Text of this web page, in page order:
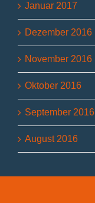
Januar 2017
Dezember 2016
November 2016
Oktober 2016
September 2016
August 2016